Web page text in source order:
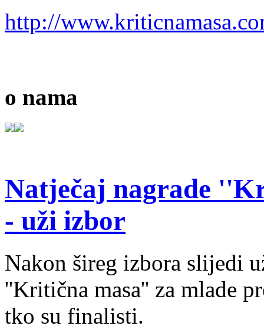
http://
o nama
Natječaj nagrade
- uži izbor
Nakon šireg izbora slijedi
''Kritična masa'' za mlade
tko su finalisti.